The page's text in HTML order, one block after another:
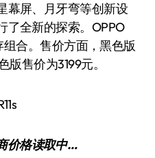
幕屏、月牙弯等创新设
了全新的探索。OPPO
组合。售价方面，黑色版
售价为3199元。
价格读取中…